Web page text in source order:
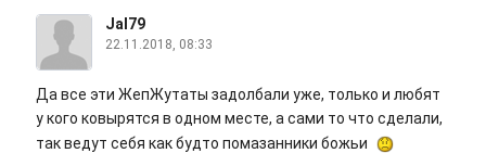
Jal79
22.11.2018, 08:33
Да все эти ЖепЖутаты задолбали уже, только и любят
у кого ковырятся в одном месте, а сами то что сделали,
так ведут себя как будто помазанники божьи